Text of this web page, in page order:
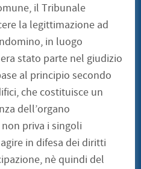
il Tribunale
la legittimazione ad
in luogo
stato parte nel giudizio
al principio secondo
che costituisce un
dell’organo
priva i singoli
in difesa dei diritti
nè quindi del